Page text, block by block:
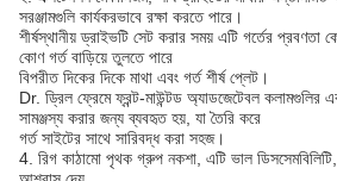
সরঞ্জামগুলি কার্যকরভাবে রক্ষা করতে পারে।
শীর্ষস্থানীয় ড্রাইভটি সেট করার সময় এটি গর্তের প্রবণতা
কোণ গর্ত বাড়িয়ে তুলতে পারে
বিপরীত দিকের দিকে মাথা এবং গর্ত শীর্ষ প্লেট।
Dr. ড্রিল ফ্রেমে ফ্রন্ট-মাউন্টড অ্যাডজেটেবল কলামগুলির
সামঞ্জস্য করার জন্য ব্যবহৃত হয়, যা তৈরি করে
গর্ত সাইটের সাথে সারিবদ্ধ করা সহজ।
4. রিগ কাঠামো পৃথক গ্রুপ নকশা, এটি ভাল